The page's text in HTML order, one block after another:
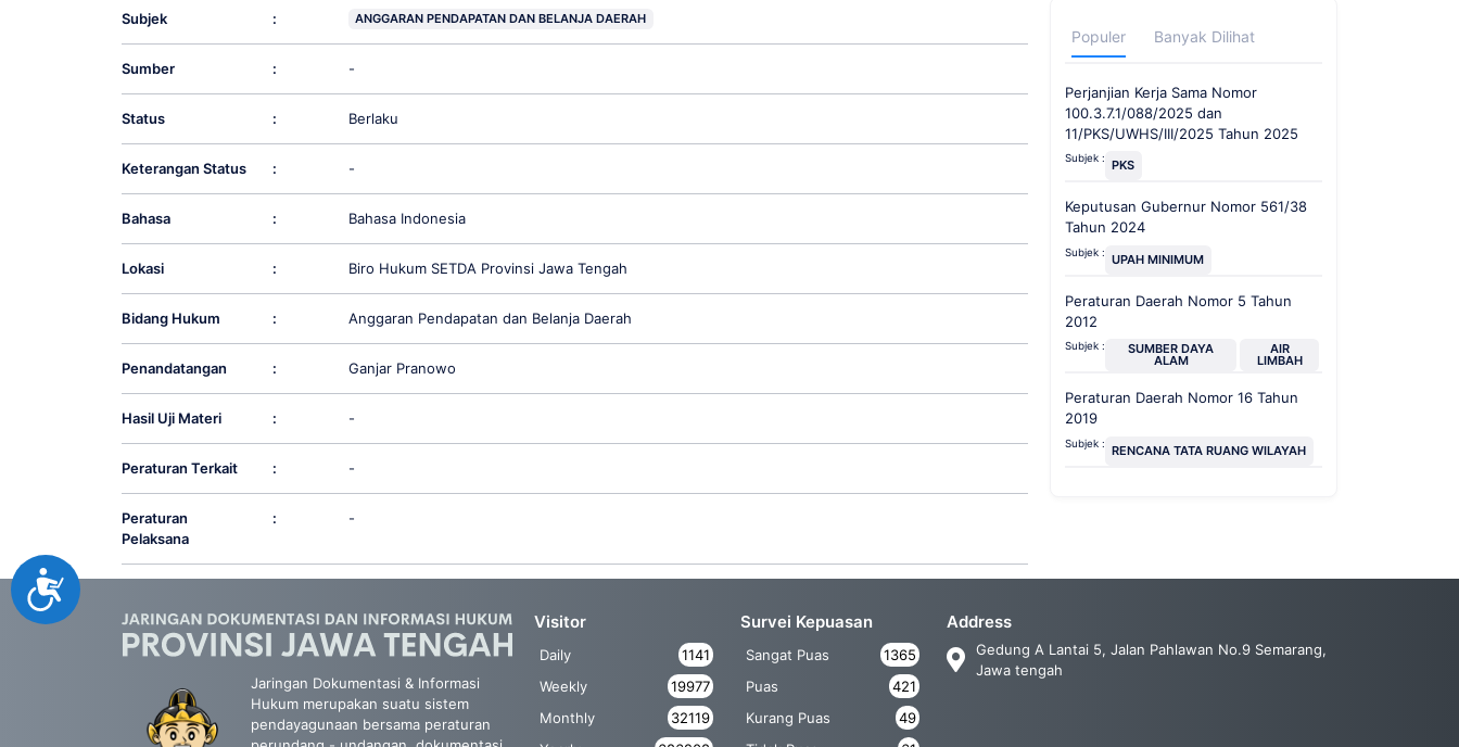
Accessibility
Subjek : ANGGARAN PENDAPATAN DAN BELANJA DAERAH
Sumber : -
Status : Berlaku
Keterangan Status : -
Bahasa : Bahasa Indonesia
Lokasi : Biro Hukum SETDA Provinsi Jawa Tengah
Bidang Hukum : Anggaran Pendapatan dan Belanja Daerah
Penandatangan : Ganjar Pranowo
Hasil Uji Materi : -
Peraturan Terkait : -
Peraturan
Pelaksana
: -
Populer Banyak Dilihat
Perjanjian Kerja Sama Nomor
100.3.7.1/088/2025 dan
11/PKS/UWHS/III/2025 Tahun 2025
Subjek : PKS
Keputusan Gubernur Nomor 561/38
Tahun 2024
Subjek : UPAH MINIMUM
Peraturan Daerah Nomor 5 Tahun
2012
Subjek : SUMBER DAYA
ALAM
AIR
LIMBAH
Peraturan Daerah Nomor 16 Tahun
2019
Subjek : RENCANA TATA RUANG WILAYAH
Jaringan Dokumentasi & Informasi
Hukum merupakan suatu sistem
pendayagunaan bersama peraturan
Visitor
Daily
1141
Weekly
19977
Monthly
32119
Survei Kepuasan
Sangat Puas
1365
Puas
421
Kurang Puas
49
Address
Gedung A Lantai 5, Jalan Pahlawan No.9 Semarang,
Jawa tengah